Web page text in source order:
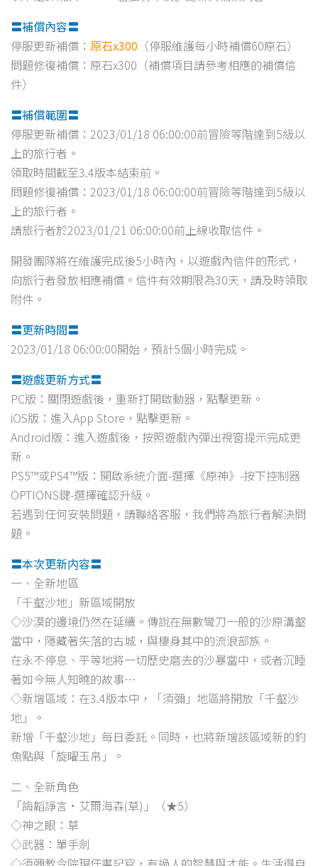
〓補償內容〓
停服更新補償： 原石x300 （停服維護每小時補償60原石）
問題修復補償：原石x300（補償項目請參考相應的補償信
件）
〓補償範圍〓
停服更新補償：2023/01/18 06:00:00前冒險等階達到5級以
上的旅行者。
領取時間截至3.4版本結束前。
問題修復補償：2023/01/18 06:00:00前冒險等階達到5級以
上的旅行者。
請旅行者於2023/01/21 06:00:00前上線收取信件。
開發團隊將在維護完成後5小時內，以遊戲內信件的形式，
向旅行者發放相應補償。信件有效期限為30天，請及時領取
附件。
〓更新時間〓
2023/01/18 06:00:00開始，預計5個小時完成。
〓遊戲更新方式〓
PC版：關閉遊戲後，重新打開啟動器，點擊更新。
iOS版：進入App Store，點擊更新。
Android版：進入遊戲後，按照遊戲內彈出視窗提示完成更
新。
PS5™或PS4™版：開啟系統介面-選擇《原神》-按下控制器
OPTIONS鍵-選擇確認升級。
若遇到任何安裝問題，請聯絡客服，我們將為旅行者解決問
題。
〓本次更新内容〓
一、全新地區
「千壑沙地」新區域開放
◇沙漠的邊境仍然在延續。傳說在無數彎刀一般的沙原溝壑
當中，隱藏著失落的古城，與棲身其中的流浪部族。
在永不停息、平等地將一切歷史磨去的沙暴當中，或者沉睡
著如今無人知曉的故事…
◇新增區域：在3.4版本中，「須彌」地區將開放「千壑沙
地」。
新增「千壑沙地」每日委託。同時，也將新增該區域新的釣
魚點與「旋曜玉帛」。
二、全新角色
「誨韜諍言·艾爾海森(草)」（★5）
◇神之眼：草
◇武器：單手劍